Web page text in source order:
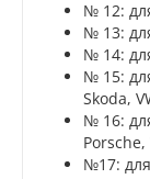
№ 12:
№ 13:
№ 14:
№ 15:
Skoda,
№ 16:
№17: